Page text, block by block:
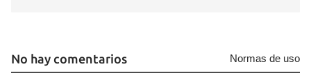
No hay comentarios Normas de uso